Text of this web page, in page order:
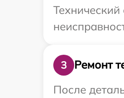
3
Ремонт
После